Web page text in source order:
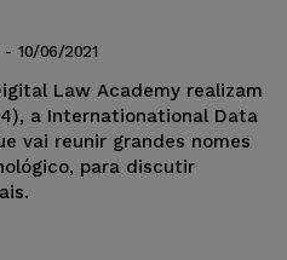
- 10/06/2021
Law Academy realizam
a Internationational Data
vai reunir grandes nomes
para discutir